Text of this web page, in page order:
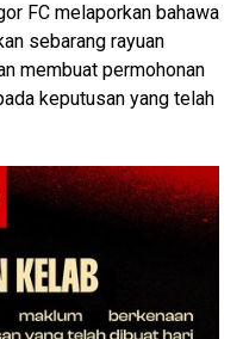
FC melaporkan bahawa
sebarang rayuan
membuat permohonan
keputusan yang telah